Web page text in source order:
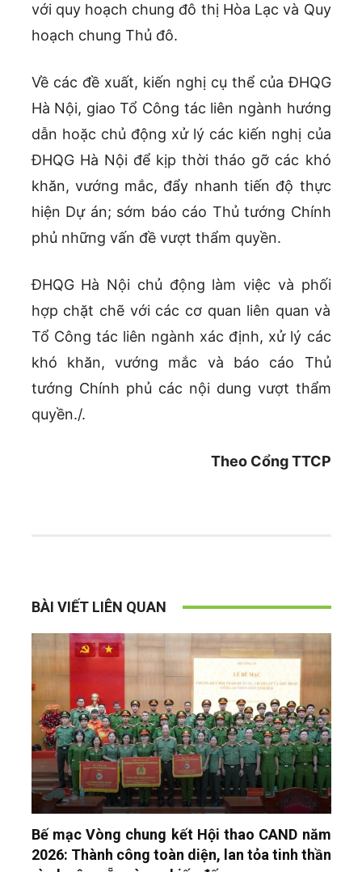
với quy hoạch chung đô thị Hòa Lạc và Quy
hoạch chung Thủ đô.
Về các đề xuất, kiến nghị cụ thể của ĐHQG
Hà Nội, giao Tổ Công tác liên ngành hướng
dẫn hoặc chủ động xử lý các kiến nghị của
ĐHQG Hà Nội để kịp thời tháo gỡ các khó
khăn, vướng mắc, đẩy nhanh tiến độ thực
hiện Dự án; sớm báo cáo Thủ tướng Chính
phủ những vấn đề vượt thẩm quyền.
ĐHQG Hà Nội chủ động làm việc và phối
hợp chặt chẽ với các cơ quan liên quan và
Tổ Công tác liên ngành xác định, xử lý các
khó khăn, vướng mắc và báo cáo Thủ
tướng Chính phủ các nội dung vượt thẩm
quyền./.
Theo Cổng TTCP
BÀI VIẾT LIÊN QUAN
Bế mạc Vòng chung kết Hội thao CAND năm
2026: Thành công toàn diện, lan tỏa tinh thần